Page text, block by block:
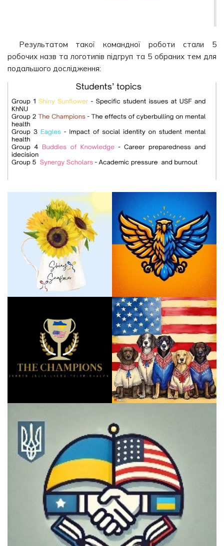
Результатом такої командної роботи стали 5
робочих назв та логотипів підгруп та 5 обраних тем для
подальшого дослідження: